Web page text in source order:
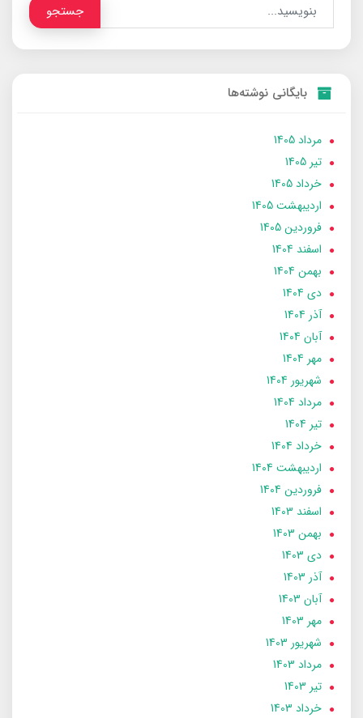
جستجو
بایگانی نوشته‌ها
مرداد 1405
تير 1405
خرداد 1405
ارديبهشت 1405
فروردین 1405
اسفند 1404
بهمن 1404
دی 1404
آذر 1404
آبان 1404
مهر 1404
شهریور 1404
مرداد 1404
تير 1404
خرداد 1404
ارديبهشت 1404
فروردین 1404
اسفند 1403
بهمن 1403
دی 1403
آذر 1403
آبان 1403
مهر 1403
شهریور 1403
مرداد 1403
تير 1403
خرداد 1403